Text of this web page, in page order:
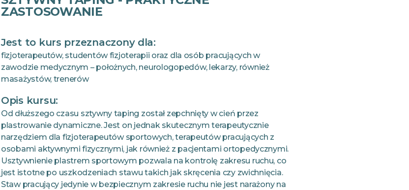
ZASTOSOWANIE
Jest to kurs przeznaczony dla:
fizjoterapeutów, studentów fizjoterapii oraz dla osób pracujących w
zawodzie medycznym – położnych, neurologopedów, lekarzy, również
masażystów, trenerów
Opis kursu:
Od dłuższego czasu sztywny taping został zepchnięty w cień przez
plastrowanie dynamiczne. Jest on jednak skutecznym terapeutycznie
narzędziem dla fizjoterapeutów sportowych, terapeutów pracujących z
osobami aktywnymi fizycznymi, jak również z pacjentami ortopedycznymi.
Usztywnienie plastrem sportowym pozwala na kontrolę zakresu ruchu, co
jest istotne po uszkodzeniach stawu takich jak skręcenia czy zwichnięcia.
Staw pracujący jedynie w bezpiecznym zakresie ruchu nie jest narażony na